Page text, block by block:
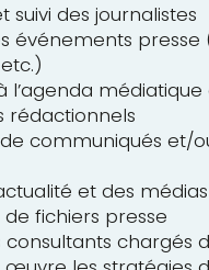
suivi des journalistes
événements
l’agenda
rédactionnels
communiqués et/
et des médias
de fichiers presse
consultants chargés